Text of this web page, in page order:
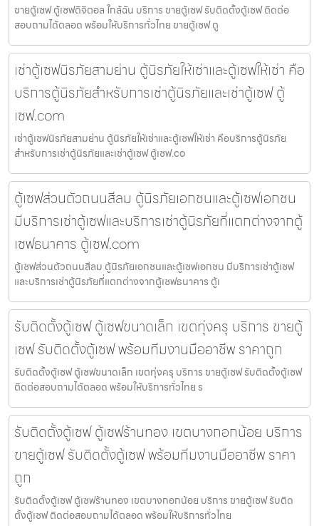
ขายตู้เซฟ ตู้เซฟดิจิตอล ใกล้ฉัน บริการ ขายตู้เซฟ รับติดตั้งตู้เซฟ ติดต่อ
สอบถามได้ตลอด พร้อมให้บริการทั่วไทย ขายตู้เซฟ ตู
เช่าตู้เซฟนิรภัยสามย่าน ตู้นิรภัยให้เช่าและตู้เซฟให้เช่า คือ
บริการตู้นิรภัยสำหรับการเช่าตู้นิรภัยและเช่าตู้เซฟ ตู้
เซฟ.com
เช่าตู้เซฟนิรภัยสามย่าน ตู้นิรภัยให้เช่าและตู้เซฟให้เช่า คือบริการตู้นิรภัย
สำหรับการเช่าตู้นิรภัยและเช่าตู้เซฟ ตู้เซฟ.co
ตู้เซฟส่วนตัวถนนสีลม ตู้นิรภัยเอกชนและตู้เซฟเอกชน
มีบริการเช่าตู้เซฟและบริการเช่าตู้นิรภัยที่แตกต่างจากตู้
เซฟธนาคาร ตู้เซฟ.com
ตู้เซฟส่วนตัวถนนสีลม ตู้นิรภัยเอกชนและตู้เซฟเอกชน มีบริการเช่าตู้เซฟ
และบริการเช่าตู้นิรภัยที่แตกต่างจากตู้เซฟธนาคาร ตู้เ
รับติดตั้งตู้เซฟ ตู้เซฟขนาดเล็ก เขตทุ่งครุ บริการ ขายตู้
เซฟ รับติดตั้งตู้เซฟ พร้อมทีมงานมืออาชีพ ราคาถูก
รับติดตั้งตู้เซฟ ตู้เซฟขนาดเล็ก เขตทุ่งครุ บริการ ขายตู้เซฟ รับติดตั้งตู้เซฟ
ติดต่อสอบถามได้ตลอด พร้อมให้บริการทั่วไทย ร
รับติดตั้งตู้เซฟ ตู้เซฟร้านทอง เขตบางกอกน้อย บริการ
ขายตู้เซฟ รับติดตั้งตู้เซฟ พร้อมทีมงานมืออาชีพ ราคา
ถูก
รับติดตั้งตู้เซฟ ตู้เซฟร้านทอง เขตบางกอกน้อย บริการ ขายตู้เซฟ รับติด
ตั้งตู้เซฟ ติดต่อสอบถามได้ตลอด พร้อมให้บริการทั่วไทย